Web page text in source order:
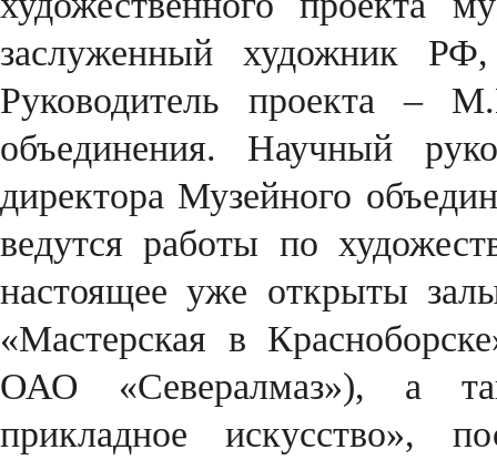
заслуженный художник
Руководитель проекта –
объединения. Научный
директора Музейного
ведутся работы по
настоящее уже открыты
«Мастерская в
ОАО «Севералмаз»), а
прикладное искусство»,